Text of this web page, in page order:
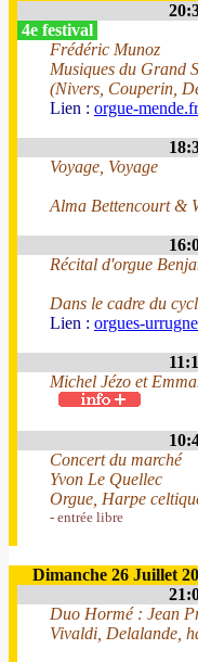
4e festival
Frédéric Munoz
Musiques du Grand
(Nivers, Couperin,
Lien : orgue-
Voyage, Voyage
Alma Bettencourt &
Récital d'orgue
Dans le cadre du
Lien : orgues-
Michel Jézo et
Concert du marché
Yvon Le Quellec
Orgue, Harpe
- entrée libre
Dimanche 26 Juillet
Duo Hormé : Jean
Vivaldi, Delalande,